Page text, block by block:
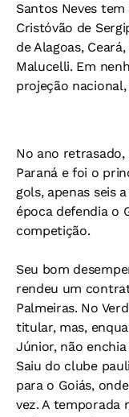
Santos Neves
Cristóvão de
de Alagoas,
Malucelli. Em
projeção
No ano
Paraná e foi o
gols, apenas seis
época defendia o
competição.
Seu bom
rendeu um
Palmeiras. No
titular, mas,
Júnior, não
Saiu do clube
para o Goiás,
vez. A temporada